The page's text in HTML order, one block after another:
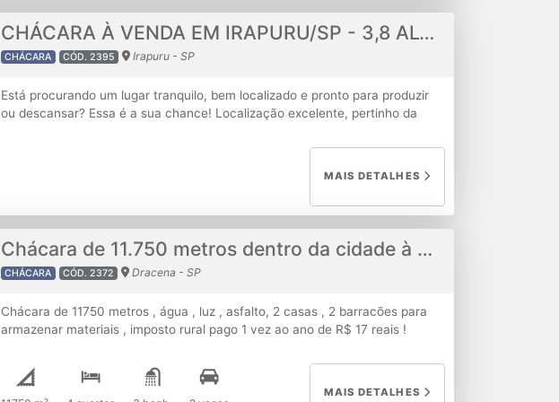
CHÁCARA À VENDA EM IRAPURU/SP - 3,8 ALQUEIRES
CHÁCARA CÓD. 2395 Irapuru - SP
Está procurando um lugar tranquilo, bem localizado e pronto para produzir
ou descansar? Essa é a sua chance! Localização excelente, pertinho da
Microbacia Ótima topografia Valor total: R$ 650.000,00 Documentação
MAIS DETALHES
Chácara de 11.750 metros dentro da cidade à venda
CHÁCARA CÓD. 2372 Dracena - SP
Chácara de 11750 metros , água , luz , asfalto, 2 casas , 2 barracões para
armazenar materiais , imposto rural pago 1 vez ao ano de R$ 17 reais !
MAIS DETALHES